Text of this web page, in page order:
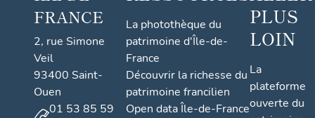
FRANCE
2, rue Simone
Veil
93400 Saint-
Ouen
01 53 85 59
La photothèque du
patrimoine d'Île-de-
France
Découvrir la richesse du
patrimoine francilien
Open data Île-de-France
PLUS
LOIN
La
plateforme
ouverte du